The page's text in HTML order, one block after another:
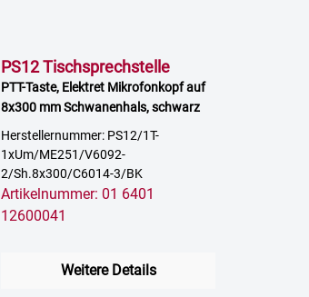
PS12 Tischsprechstelle
PTT-Taste, Elektret Mikrofonkopf auf
8x300 mm Schwanenhals, schwarz
Herstellernummer: PS12/1T-
1xUm/ME251/V6092-
2/Sh.8x300/C6014-3/BK
Artikelnummer: 01 6401
12600041
Weitere Details